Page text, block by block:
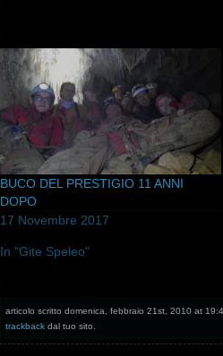
BUCO DEL PRESTIGIO 11 ANNI
DOPO
17 Novembre 2017
In "Gite Speleo"
articolo scritto domenica, febbraio 21st, 2010 at
trackback dal tuo sito.